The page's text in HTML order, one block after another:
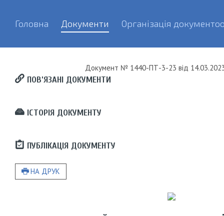
Головна Документи Організація
Документ № 1440-ПТ-3-23 від
ПОВ’ЯЗАНІ ДОКУМЕНТИ
ІСТОРІЯ ДОКУМЕНТУ
ПУБЛІКАЦІЯ ДОКУМЕНТУ
НА ДРУК